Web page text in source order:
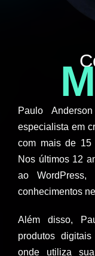
Paulo
especialista em
com mais de 15
Nos últimos 12
ao WordPress,
conhecimentos
Além disso,
produtos
onde utiliza